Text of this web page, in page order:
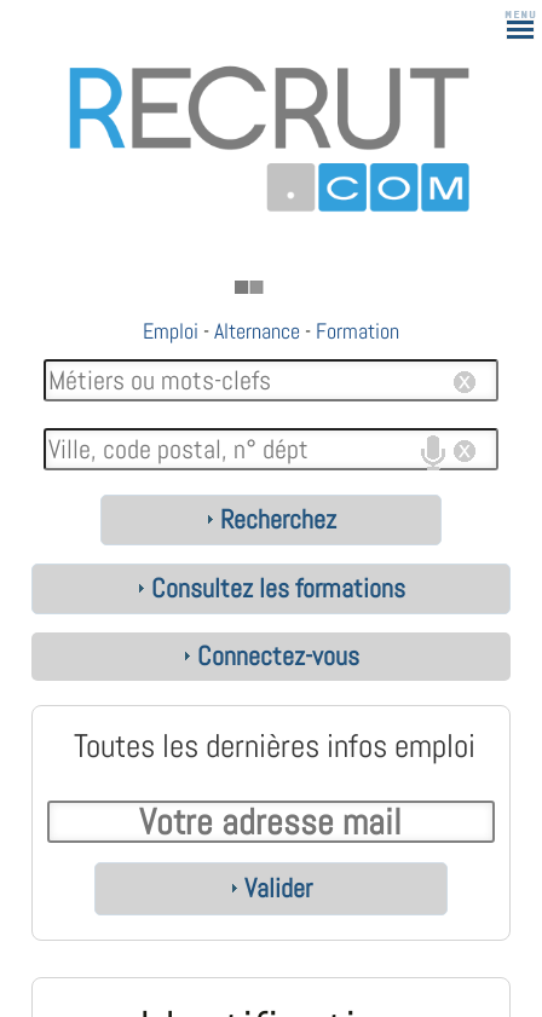
Emploi -Alternance - Formation
Recherchez
Consultez les formations
Connectez-vous
Toutes les dernières infos emploi
Valider